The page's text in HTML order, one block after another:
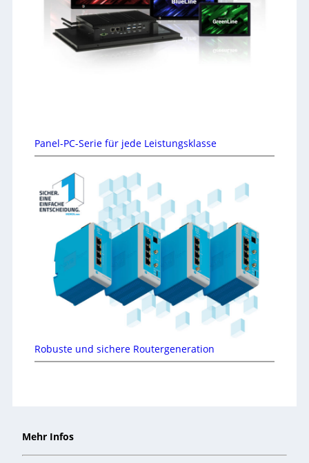
Panel-PC-Serie für jede Leistungsklasse
Robuste und sichere Routergeneration
Mehr Infos